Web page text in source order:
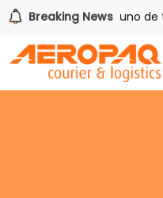
Breaking News
Gana uno de